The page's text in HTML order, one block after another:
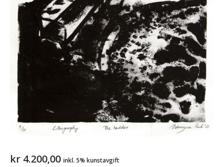
kr 4.200,00 inkl. 5% kunstavgift